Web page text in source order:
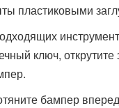
пластиковыми
ключ, открутите
бампер